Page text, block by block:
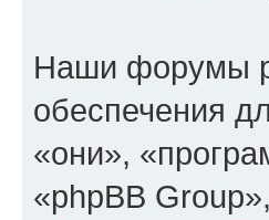
Наши форумы
обеспечения
«они»,
«phpBB